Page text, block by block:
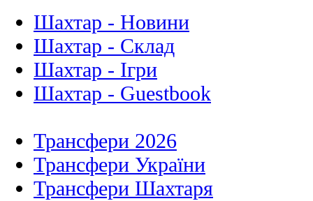
Шахтар - Новини
Шахтар - Склад
Шахтар - Ігри
Шахтар - Guestbook
Трансфери 2026
Трансфери України
Трансфери Шахтаря